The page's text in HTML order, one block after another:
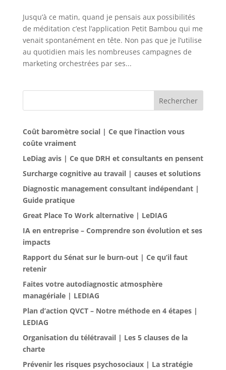
Jusqu’à ce matin, quand je pensais aux possibilités
de méditation c’est l’application Petit Bambou qui me
venait spontanément en tête. Non pas que je l’utilise
au quotidien mais les nombreuses campagnes de
marketing orchestrées par ses...
Rechercher
Coût baromètre social | Ce que l’inaction vous
coûte vraiment
LeDiag avis | Ce que DRH et consultants en pensent
Surcharge cognitive au travail | causes et solutions
Diagnostic management consultant indépendant |
Guide pratique
Great Place To Work alternative | LeDIAG
IA en entreprise – Comprendre son évolution et ses
impacts
Rapport du Sénat sur le burn-out | Ce qu’il faut
retenir
Faites votre autodiagnostic atmosphère
managériale | LEDIAG
Plan d’action QVCT – Notre méthode en 4 étapes |
LEDIAG
Organisation du télétravail | Les 5 clauses de la
charte
Prévenir les risques psychosociaux | La stratégie